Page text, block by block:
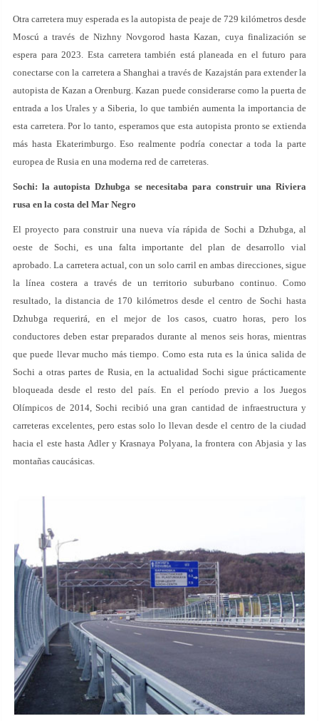
Otra carretera muy esperada es la autopista de peaje de 729 kilómetros desde
Moscú a través de Nizhny Novgorod hasta Kazan, cuya finalización se
espera para 2023. Esta carretera también está planeada en el futuro para
conectarse con la carretera a Shanghai a través de Kazajstán para extender la
autopista de Kazan a Orenburg. Kazan puede considerarse como la puerta de
entrada a los Urales y a Siberia, lo que también aumenta la importancia de
esta carretera. Por lo tanto, esperamos que esta autopista pronto se extienda
más hasta Ekaterimburgo. Eso realmente podría conectar a toda la parte
europea de Rusia en una moderna red de carreteras.
Sochi: la autopista Dzhubga se necesitaba para construir una Riviera
rusa en la costa del Mar Negro
El proyecto para construir una nueva vía rápida de Sochi a Dzhubga, al
oeste de Sochi, es una falta importante del plan de desarrollo vial
aprobado. La carretera actual, con un solo carril en ambas direcciones, sigue
la línea costera a través de un territorio suburbano continuo. Como
resultado, la distancia de 170 kilómetros desde el centro de Sochi hasta
Dzhubga requerirá, en el mejor de los casos, cuatro horas, pero los
conductores deben estar preparados durante al menos seis horas, mientras
que puede llevar mucho más tiempo. Como esta ruta es la única salida de
Sochi a otras partes de Rusia, en la actualidad Sochi sigue prácticamente
bloqueada desde el resto del país. En el período previo a los Juegos
Olímpicos de 2014, Sochi recibió una gran cantidad de infraestructura y
carreteras excelentes, pero estas solo lo llevan desde el centro de la ciudad
hacia el este hasta Adler y Krasnaya Polyana, la frontera con Abjasia y las
montañas caucásicas.